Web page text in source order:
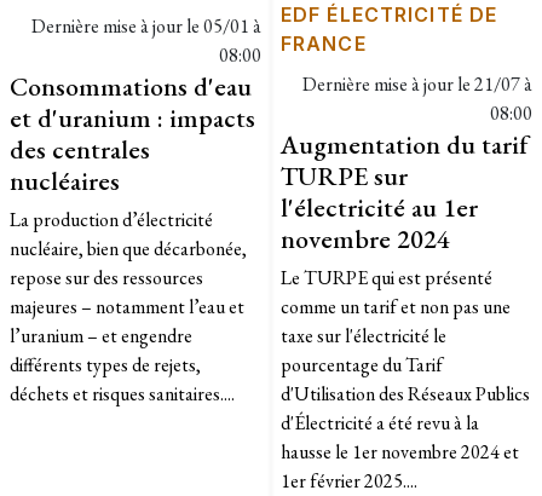
Dernière mise à jour le05/01 à
08:00
Consommations d'eau
et d'uranium : impacts
des centrales
nucléaires
​La production d’électricité
nucléaire, bien que décarbonée,
repose sur des ressources
majeures – notamment l’eau et
l’uranium – et engendre
différents types de rejets,
déchets et risques sanitaires....
EDF ÉLECTRICITÉ DE
FRANCE
Dernière mise à jour le21/07 à
08:00
Augmentation du tarif
TURPE sur
l'électricité au 1er
novembre 2024
Le TURPE qui est présenté
comme un tarif et non pas une
taxe sur l'électricité le
pourcentage du Tarif
d'Utilisation des Réseaux Publics
d'Électricité a été revu à la
hausse le 1er novembre 2024 et
1er février 2025....